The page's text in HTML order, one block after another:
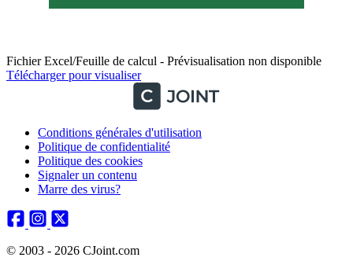
Fichier Excel/Feuille de calcul - Prévisualisation non disponible
Télécharger pour visualiser
Conditions générales d'utilisation
Politique de confidentialité
Politique des cookies
Signaler un contenu
Marre des virus?
© 2003 - 2026 CJoint.com